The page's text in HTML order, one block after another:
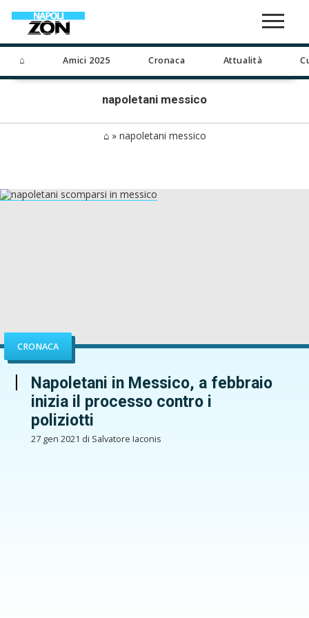
⌂ Amici 2025 Cronaca Attualità
napoletani messico
⌂» napoletani messico
CRONACA
Napoletani in Messico, a febbraio
inizia il processo contro i
poliziotti
27 gen 2021 di Salvatore Iaconis